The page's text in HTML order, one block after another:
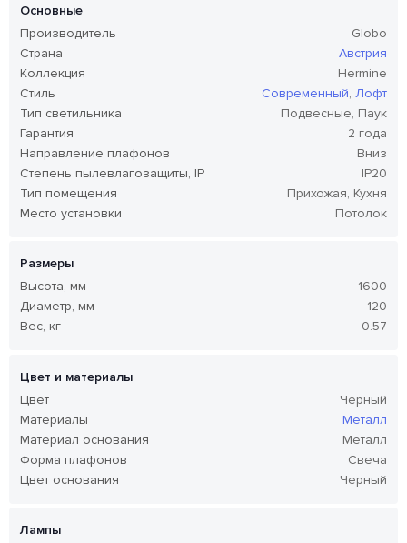
Основные
Производитель
Globo
Страна
Австрия
Коллекция
Hermine
Стиль
Современный, Лофт
Тип светильника
Подвесные, Паук
Гарантия
2 года
Направление плафонов
Вниз
Степень пылевлагозащиты, IP
IP20
Тип помещения
Прихожая, Кухня
Место установки
Потолок
Размеры
Высота, мм
1600
Диаметр, мм
120
Вес, кг
0.57
Цвет и материалы
Цвет
Черный
Материалы
Металл
Материал основания
Металл
Форма плафонов
Свеча
Цвет основания
Черный
Лампы